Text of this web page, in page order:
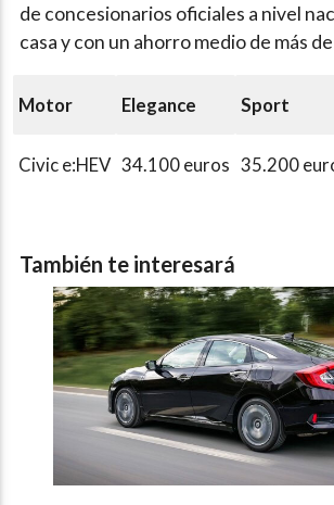
de concesionarios oficiales a nivel
casa y con un ahorro medio de más
Motor Elegance Sport
Civic e:HEV 34.100 euros 35.200
También te interesará